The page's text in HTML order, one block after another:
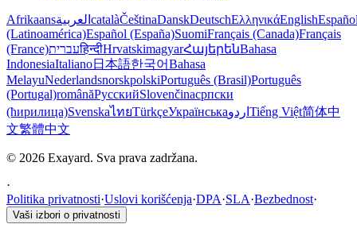
Afrikaansالعربية catalàČeštinaDanskDeutschΕλληνικάEnglish
(Latinoamérica)Español (España)SuomiFrançais (Canada)Français
(France)עבריתहिन्दीHrvatskimagyarՀայերենBahasa
IndonesiaItaliano日本語한국어Bahasa
MelayuNederlandsnorskpolskiPortuguês (Brasil)Português
(Portugal)românăРусскийSlovenčinaсрпски
(ћирилица)SvenskaไทยTürkçeУкраїнськаاردو Tiếng Việt简体中
文繁體中文
© 2026 Exayard. Sva prava zadržana.
·
Politika privatnosti·Uslovi korišćenja·DPA·SLA·Bezbednost·
Vaši izbori o privatnosti